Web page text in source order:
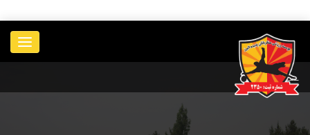
____________